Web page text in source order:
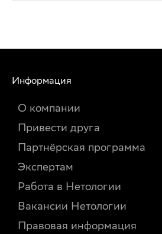
Информация
О компании
Привести друга
Партнёрская программа
Экспертам
Работа в Нетологии
Вакансии Нетологии
Правовая информация